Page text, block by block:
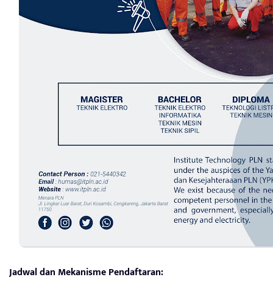
Jadwal dan Mekanisme Pendaftaran: